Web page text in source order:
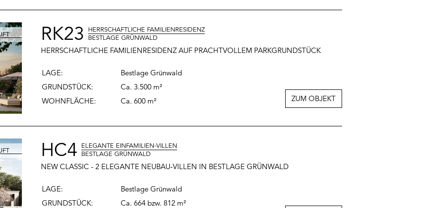
RK23
HERRSCHAFTLICHE FAMILIENRESIDENZ
BESTLAGE GRÜNWALD
HERRSCHAFTLICHE FAMILIENRESIDENZ AUF PRACHTVOLLEM PARKGRUNDSTÜCK
LAGE:
Bestlage Grünwald
GRUNDSTÜCK:
Ca. 3.500 m²
WOHNFLÄCHE: Ca. 600 m² ZUM OBJEKT
HC4
ELEGANTE EINFAMILIEN-VILLEN
BESTLAGE GRÜNWALD
NEW CLASSIC - 2 ELEGANTE NEUBAU-VILLEN IN BESTLAGE GRÜNWALD
LAGE:
Bestlage Grünwald
GRUNDSTÜCK:
Ca. 664 bzw. 812 m²